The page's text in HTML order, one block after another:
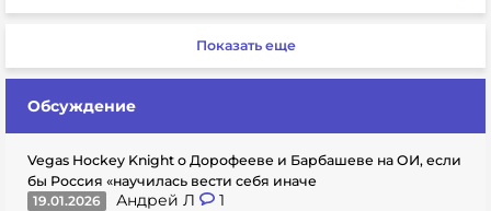
Показать еще
Обсуждение
Vegas Hockey Knight о Дорофееве и Барбашеве на ОИ, если
бы Россия «научилась вести себя иначе
19.01.2026
Андрей Л 1